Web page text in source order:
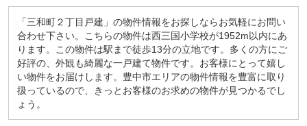
「三和町２丁目戸建」の物件情報をお探しならお気軽にお問い
合わせ下さい。こちらの物件は西三国小学校が1952m以内にあ
ります。この物件は駅まで徒歩13分の立地です。多くの方にご
好評の、外観も綺麗な一戸建て物件です。お客様にとって嬉し
い物件をお届けします。豊中市エリアの物件情報を豊富に取り
扱っているので、きっとお客様のお求めの物件が見つかるでし
ょう。